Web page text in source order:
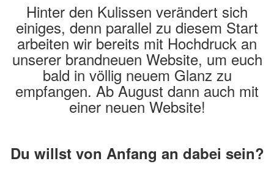
Hinter den Kulissen verändert sich
einiges, denn parallel zu diesem Start
arbeiten wir bereits mit Hochdruck an
unserer brandneuen Website, um euch
bald in völlig neuem Glanz zu
empfangen. Ab August dann auch mit
einer neuen Website!
Du willst von Anfang an dabei sein?